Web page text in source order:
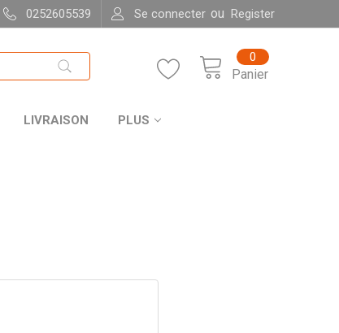
0252605539 Se connecter ou Register
Panier
0
LIVRAISON PLUS